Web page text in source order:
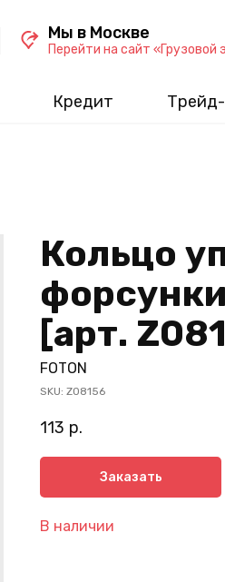
Кредит
Перейти на сайт «Грузовой
Мы в Москве
Кольцо
[арт.
FOTON
SKU: Z08156
113 р.
Заказать
В наличии